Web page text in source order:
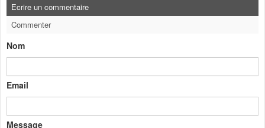
Ecrire un commentaire
Commenter
Nom
Email
Message